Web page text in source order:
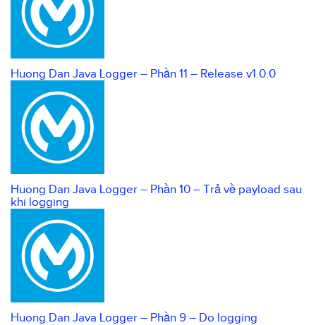
Huong Dan Java Logger – Phần 11 – Release v1.0.0
Huong Dan Java Logger – Phần 10 – Trả về payload sau
khi logging
Huong Dan Java Logger – Phần 9 – Do logging